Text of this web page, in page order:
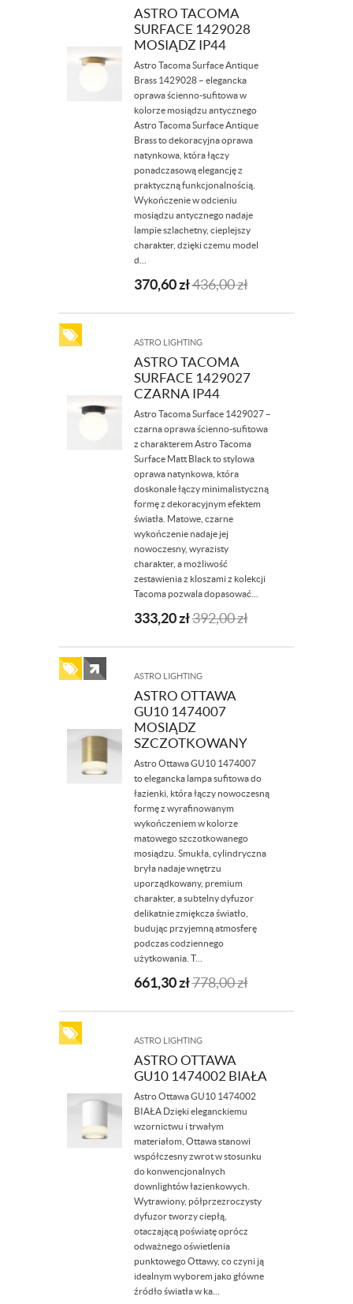
ASTRO TACOMA
SURFACE 1429028
MOSIĄDZ IP44
Astro Tacoma Surface Antique
Brass 1429028 – elegancka
oprawa ścienno-sufitowa w
kolorze mosiądzu antycznego
Astro Tacoma Surface Antique
Brass to dekoracyjna oprawa
natynkowa, która łączy
ponadczasową elegancję z
praktyczną funkcjonalnością.
Wykończenie w odcieniu
mosiądzu antycznego nadaje
lampie szlachetny, cieplejszy
charakter, dzięki czemu model
d...
370,60zł436,00zł
ASTRO LIGHTING
ASTRO TACOMA
SURFACE 1429027
CZARNA IP44
Astro Tacoma Surface 1429027 –
czarna oprawa ścienno-sufitowa
z charakterem Astro Tacoma
Surface Matt Black to stylowa
oprawa natynkowa, która
doskonale łączy minimalistyczną
formę z dekoracyjnym efektem
światła. Matowe, czarne
wykończenie nadaje jej
nowoczesny, wyrazisty
charakter, a możliwość
zestawienia z kloszami z kolekcji
Tacoma pozwala dopasować...
333,20zł392,00zł
ASTRO LIGHTING
ASTRO OTTAWA
GU10 1474007
MOSIĄDZ
SZCZOTKOWANY
Astro Ottawa GU10 1474007
to elegancka lampa sufitowa do
łazienki, która łączy nowoczesną
formę z wyrafinowanym
wykończeniem w kolorze
matowego szczotkowanego
mosiądzu. Smukła, cylindryczna
bryła nadaje wnętrzu
uporządkowany, premium
charakter, a subtelny dyfuzor
delikatnie zmiękcza światło,
budując przyjemną atmosferę
podczas codziennego
użytkowania. T...
661,30zł778,00zł
ASTRO LIGHTING
ASTRO OTTAWA
GU10 1474002 BIAŁA
Astro Ottawa GU10 1474002
BIAŁA Dzięki eleganckiemu
wzornictwu i trwałym
materiałom, Ottawa stanowi
współczesny zwrot w stosunku
do konwencjonalnych
downlightów łazienkowych.
Wytrawiony, półprzezroczysty
dyfuzor tworzy ciepłą,
otaczającą poświatę oprócz
odważnego oświetlenia
punktowego Ottawy, co czyni ją
idealnym wyborem jako główne
źródło światła w ka...